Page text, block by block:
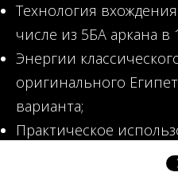
Технология
числе из 5БА аркана в
Энергии
оригинального
варианта;
Практическое
для просмотра,